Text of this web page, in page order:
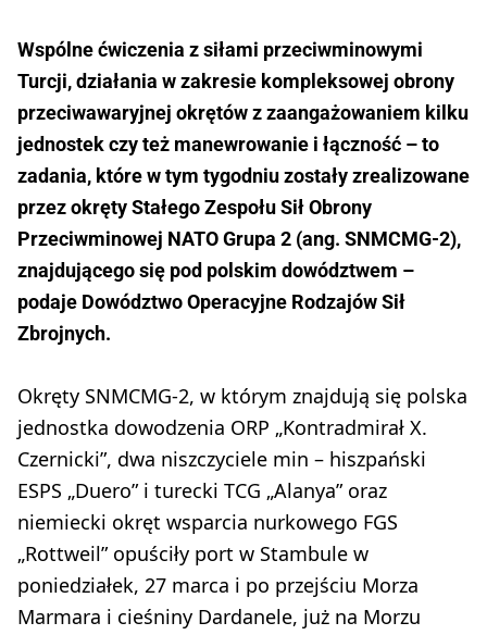
Wspólne ćwiczenia z siłami przeciwminowymi
Turcji, działania w zakresie kompleksowej obrony
przeciwawaryjnej okrętów z zaangażowaniem kilku
jednostek czy też manewrowanie i łączność – to
zadania, które w tym tygodniu zostały zrealizowane
przez okręty Stałego Zespołu Sił Obrony
Przeciwminowej NATO Grupa 2 (ang. SNMCMG-2),
znajdującego się pod polskim dowództwem –
podaje Dowództwo Operacyjne Rodzajów Sił
Zbrojnych.
Okręty SNMCMG-2, w którym znajdują się polska
jednostka dowodzenia ORP „Kontradmirał X.
Czernicki”, dwa niszczyciele min – hiszpański
ESPS „Duero” i turecki TCG „Alanya” oraz
niemiecki okręt wsparcia nurkowego FGS
„Rottweil” opuściły port w Stambule w
poniedziałek, 27 marca i po przejściu Morza
Marmara i cieśniny Dardanele, już na Morzu